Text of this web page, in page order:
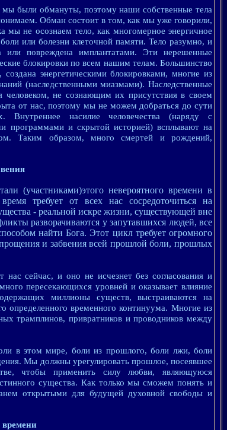
мы были обмануты, поэтому наши собственные тела
Обман состоит в том, как мы уже говорили,
мы не осознаем тело, как многомерное энергичное
или болезни клеточной памяти. Тело разумно, и
или повреждена имплантатами. Эти нерешенные
блокировки по всем нашим телам. Большинство
энергетическими блокировками, многие из
(наследственными миазмами). Наследственные
не сознающим их присутствия в своем
от нас, поэтому мы не можем добраться до сути
Внутреннее насилие человечества (наряду с
программами и скрытой историей) всплывают на
Таким образом, много смертей и рождений,
(участниками)этого невероятного времени в
требует от всех нас сосредоточиться на
- реальной искре жизни, существующей вне
разворачиваются у запутавшихся людей, все
найти Бога. Этот цикл требует огромного
и забвения всей прошлой боли, прошлых
сейчас, и оно не исчезнет без согласования и
пересекающихся уровней и оказывает влияние
миллионы существ, выстраиваются на
определенного временного континуума. Многие из
трамплинов, привратников и проводников между
в этом мире, боли из прошлого, боли лжи, боли
Мы должны урегулировать прошлое, посеявшее
чтобы применить силу любви, являющуюся
существа. Как только мы сможем понять и
открытыми для будущей духовной свободы и
времени